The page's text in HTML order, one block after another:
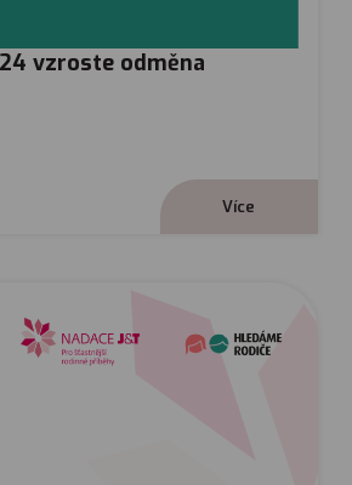
vzroste odměna
Více
O nás
Kdo jsme